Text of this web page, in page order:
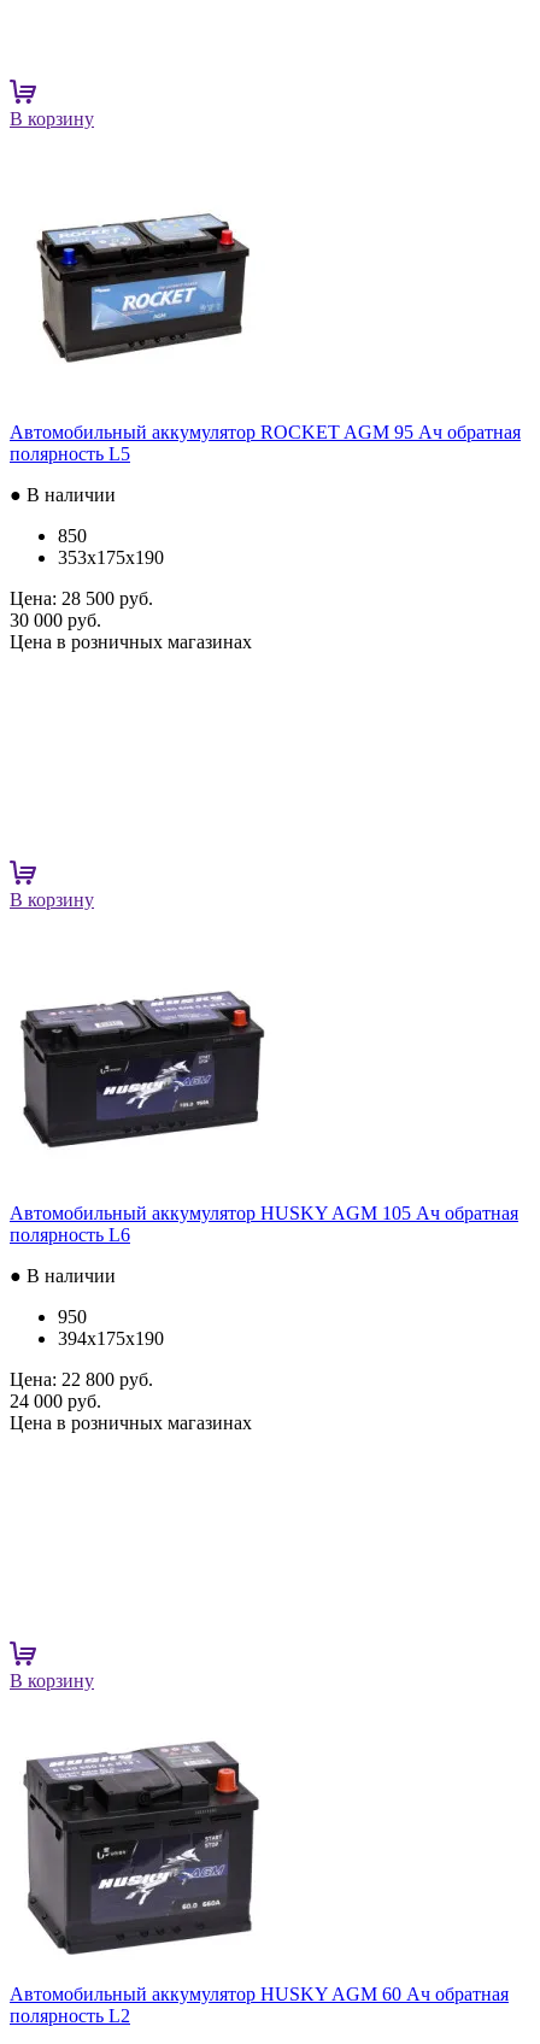
В корзину
Автомобильный аккумулятор ROCKET AGM 95 Ач обратная
полярность L5
● В наличии
850
353x175x190
Цена: 28 500 руб.
30 000 руб.
Цена в розничных магазинах
В корзину
Автомобильный аккумулятор HUSKY AGM 105 Ач обратная
полярность L6
● В наличии
950
394x175x190
Цена: 22 800 руб.
24 000 руб.
Цена в розничных магазинах
В корзину
Автомобильный аккумулятор HUSKY AGM 60 Ач обратная
полярность L2